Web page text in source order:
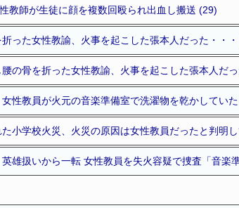
教師が生徒に顔を複数回殴られ出血し搬送 (29)
った女性教諭、火事を起こした張本人だった・・
腰の骨を折った女性教諭、火事を起こした張本人だ
女性教員が火元の音楽準備室で洗濯物を乾かしてい
た小学校火災、火災の原因は女性教員だったと判明
英雄扱いから一転 女性教員を失火容疑で捜査「音楽